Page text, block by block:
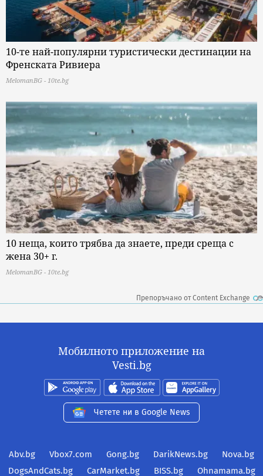
10-те най-популярни туристически дестинации на
Френската Ривиера
MelomanBG - 10te.bg
10 неща, които трябва да знаете, преди среща с
жена 30+ г.
MelomanBG - 10te.bg
Препоръчано от Content Exchange
Мобилното приложение на
Vesti.bg
Четете ни в Google News
Abv.bg Vbox7.com Gong.bg DarikNews.bg
Nova.bg
DogsAndCats.bg
CarMarket.bg BISS.bg Ohnamama.bg